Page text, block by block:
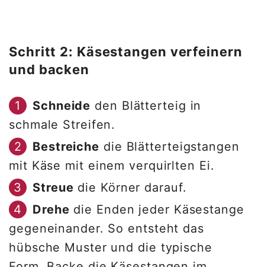
Schritt 2: Käsestangen verfeinern
und backen
Schneide den Blätterteig in
schmale Streifen.
Bestreiche die Blätterteigstangen
mit Käse mit einem verquirlten Ei.
Streue die Körner darauf.
Drehe die Enden jeder Käsestange
gegeneinander. So entsteht das
hübsche Muster und die typische